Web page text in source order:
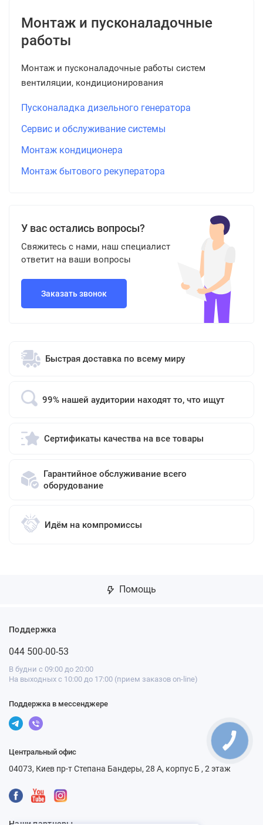
Монтаж и пусконаладочные
работы
Монтаж и пусконаладочные работы систем
вентиляции, кондиционирования
Пусконаладка дизельного генератора
Сервис и обслуживание системы
Монтаж кондиционера
Монтаж бытового рекуператора
У вас остались вопросы?
Свяжитесь с нами, наш специалист
ответит на ваши вопросы
Заказать звонок
Быстрая доставка по всему миру
99% нашей аудитории находят то, что ищут
Сертификаты качества на все товары
Гарантийное обслуживание всего
оборудование
Идём на компромиссы
Помощь
Поддержка
044 500-00-53
В будни с 09:00 до 20:00
На выходных с 10:00 до 17:00 (прием заказов on-line)
Поддержка в мессенджере
Центральный офис
04073, Киев пр-т Степана Бандеры, 28 А, корпус Б , 2 этаж